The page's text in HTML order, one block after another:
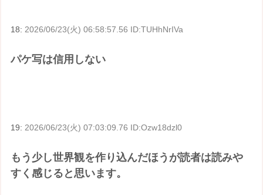
18: 2026/06/23(火) 06:58:57.56 ID:TUHhNrIVa
パケ写は信用しない
19: 2026/06/23(火) 07:03:09.76 ID:Ozw18dzl0
もう少し世界観を作り込んだほうが読者は読みや
すく感じると思います。